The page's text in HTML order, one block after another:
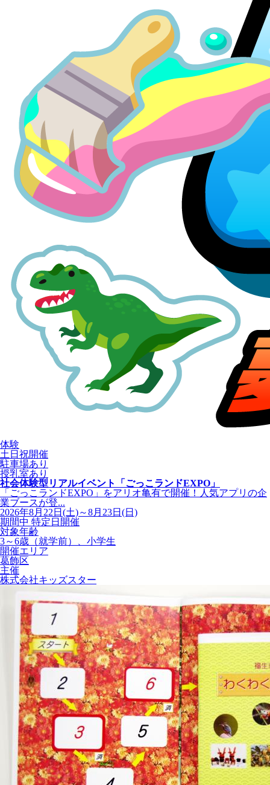
体験
土日祝開催
駐車場あり
授乳室あり
社会体験型リアルイベント「ごっこランドEXPO」
「ごっこランドEXPO」をアリオ亀有で開催！人気アプリの企
業ブースが登...
2026年8月22日(土)～8月23日(日)
期間中 特定日開催
対象年齢
3～6歳（就学前）、小学生
開催エリア
葛飾区
主催
株式会社キッズスター